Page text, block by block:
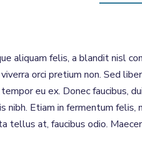
aliquam felis, a blandit nisl
orci pretium non. Sed
eu ex. Donec faucibus,
nibh. Etiam in fermentum
at, faucibus odio.